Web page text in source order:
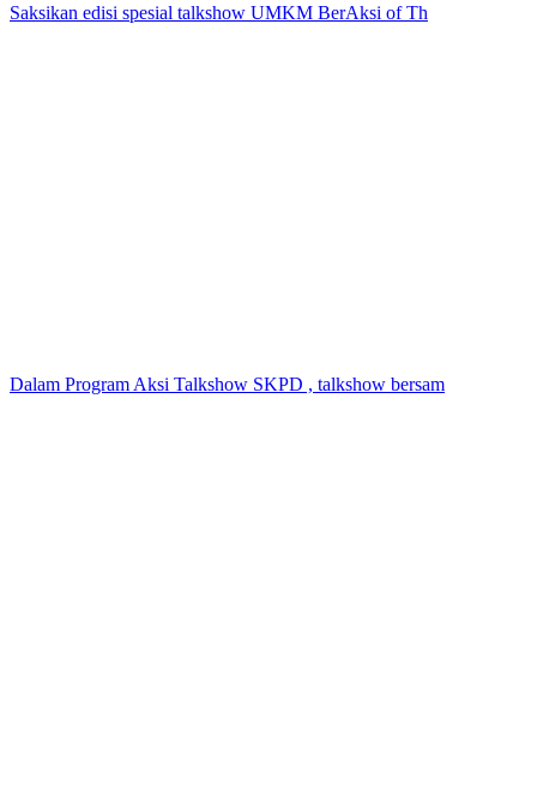
Saksikan edisi spesial talkshow UMKM BerAksi of Th
Dalam Program Aksi Talkshow SKPD , talkshow bersam